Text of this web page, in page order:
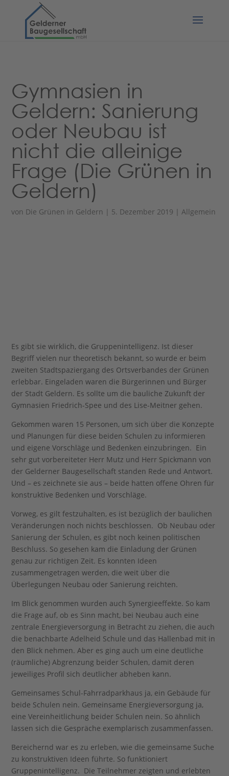
Gymnasien in
Geldern: Sanierung
oder Neubau ist
nicht die alleinige
Frage (Die Grünen in
Geldern)
von Die Grünen in Geldern | 5. Dezember 2019 |Allgemein
Es gibt sie wirklich, die Gruppenintelligenz. Ist dieser
Begriff vielen nur theoretisch bekannt, so wurde er beim
zweiten Stadtspaziergang des Ortsverbandes der Grünen
erlebbar. Eingeladen waren die Bürgerinnen und Bürger
der Stadt Geldern. Es sollte um die bauliche Zukunft der
Gymnasien Friedrich-Spee und des Lise-Meitner gehen.
Gekommen waren 15 Personen, um sich über die Konzepte
und Planungen für diese beiden Schulen zu informieren
und eigene Vorschläge und Bedenken einzubringen. Ein
sehr gut vorbereiteter Herr Mutz und Herr Spickmann von
der Gelderner Baugesellschaft standen Rede und Antwort.
Und – es zeichnete sie aus – beide hatten offene Ohren für
konstruktive Bedenken und Vorschläge.
Vorweg, es gilt festzuhalten, es ist bezüglich der baulichen
Veränderungen noch nichts beschlossen. Ob Neubau oder
Sanierung der Schulen, es gibt noch keinen politischen
Beschluss. So gesehen kam die Einladung der Grünen
genau zur richtigen Zeit. Es konnten Ideen
zusammengetragen werden, die weit über die
Überlegungen Neubau oder Sanierung reichten.
Im Blick genommen wurden auch Synergieeffekte. So kam
die Frage auf, ob es Sinn macht, bei Neubau auch eine
zentrale Energieversorgung in Betracht zu ziehen, die auch
die benachbarte Adelheid Schule und das Hallenbad mit in
den Blick nehmen. Aber es ging auch um eine deutliche
(räumliche) Abgrenzung beider Schulen, damit deren
jeweiliges Profil sich deutlicher abheben kann.
Gemeinsames Schul-Fahrradparkhaus ja, ein Gebäude für
beide Schulen nein. Gemeinsame Energieversorgung ja,
eine Vereinheitlichung beider Schulen nein. So ähnlich
lassen sich die Gespräche exemplarisch zusammenfassen.
Bereichernd war es zu erleben, wie die gemeinsame Suche
zu konstruktiven Ideen führte. So funktioniert
Gruppenintelligenz. Die Teilnehmer zeigten und erlebten